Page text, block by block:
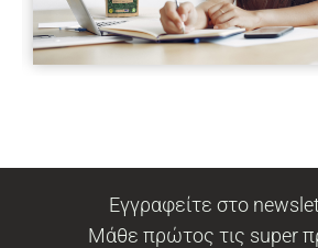
Εγγραφείτε στο
Μάθε πρώτος τις super